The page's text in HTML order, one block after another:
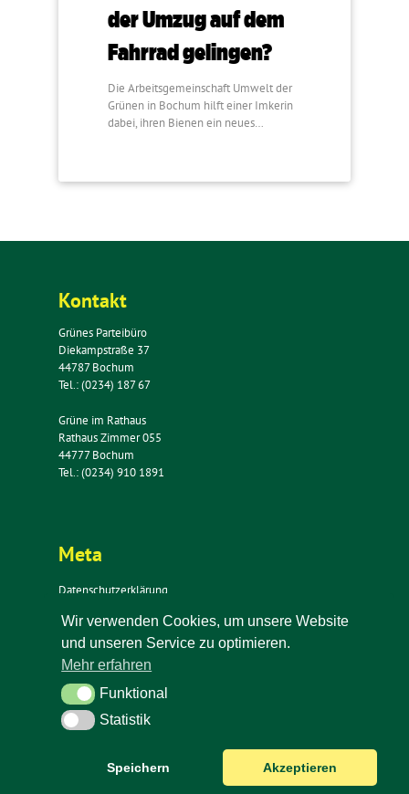
der Umzug auf dem
Fahrrad gelingen?
Die Arbeitsgemeinschaft Umwelt der
Grünen in Bochum hilft einer Imkerin
dabei, ihren Bienen ein neues…
Kontakt
Grünes Parteibüro
Diekampstraße 37
44787 Bochum
Tel.: (0234) 187 67
Grüne im Rathaus
Rathaus Zimmer 055
44777 Bochum
Tel.: (0234) 910 1891
Meta
Datenschutzerklärung
Impressum
Kontakt
Newsletter
Wir verwenden Cookies, um unsere Website
und unseren Service zu optimieren.
Mehr erfahren
FunktionalFunktional
StatistikStatistik
Speichern Akzeptieren